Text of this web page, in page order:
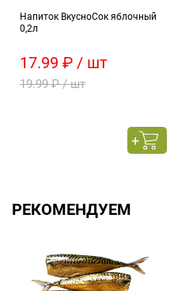
Напиток ВкусноСок яблочный
0,2л
17.99 ₽ / шт
19.99 ₽ / шт
РЕКОМЕНДУЕМ